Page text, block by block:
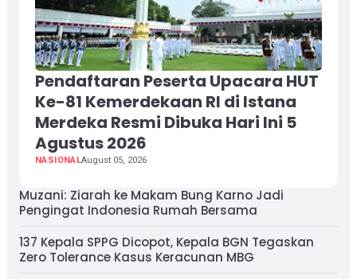
Pendaftaran Peserta Upacara HUT
Ke-81 Kemerdekaan RI di Istana
Merdeka Resmi Dibuka Hari Ini 5
Agustus 2026
NASIONALAugust 05, 2026
Muzani: Ziarah ke Makam Bung Karno Jadi
Pengingat Indonesia Rumah Bersama
137 Kepala SPPG Dicopot, Kepala BGN Tegaskan
Zero Tolerance Kasus Keracunan MBG